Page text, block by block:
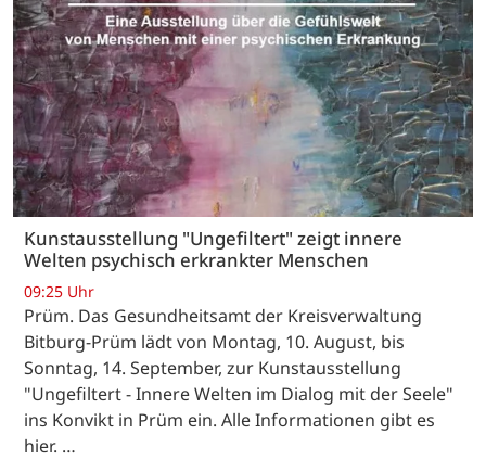
Kunstausstellung "Ungefiltert" zeigt innere
Welten psychisch erkrankter Menschen
09:25 Uhr
Prüm. Das Gesundheitsamt der Kreisverwaltung
Bitburg-Prüm lädt von Montag, 10. August, bis
Sonntag, 14. September, zur Kunstausstellung
"Ungefiltert - Innere Welten im Dialog mit der Seele"
ins Konvikt in Prüm ein. Alle Informationen gibt es
hier. …